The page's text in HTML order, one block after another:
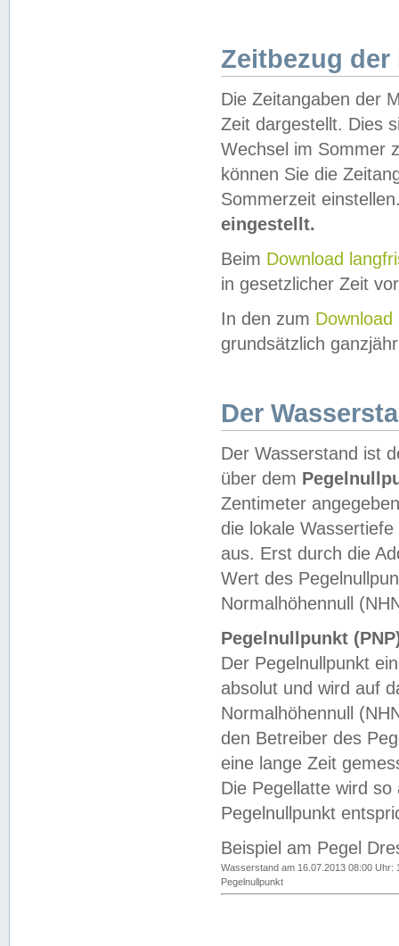
Zeitbezug der
Die Zeitangaben der
Zeit dargestellt. Dies
Wechsel im Sommer
können Sie die
Sommerzeit
eingestellt.
Beim Download
in gesetzlicher Zeit
In den zum Download
grundsätzlich
Der
Der Wasserstand ist
über dem
Zentimeter
die lokale
aus. Erst durch die
Wert des
Normalhöhennull
Pegelnullpunkt
Der Pegelnullpunkt
absolut und wird auf
Normalhöhennull
den Betreiber des
eine lange Zeit
Die Pegellatte wird
Pegelnullpunkt
Beispiel am Pegel
Wasserstand am 16.07.2013 08:00 Uhr:
Pegelnullpunkt